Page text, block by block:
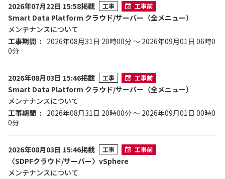
2026年07月22日 15:58掲載 工事 工事前
Smart Data Platform クラウド/サーバー（全メニュー）
メンテナンスについて
工事期間
2026年08月31日 20時00分 ～ 2026年09月01日 06時0
0分
2026年08月03日 15:46掲載 工事 工事前
Smart Data Platform クラウド/サーバー（全メニュー）
メンテナンスについて
工事期間
2026年08月31日 20時00分 ～ 2026年09月01日 00時0
0分
2026年08月03日 15:46掲載 工事 工事前
〈SDPFクラウド/サーバー〉vSphere
メンテナンスについて